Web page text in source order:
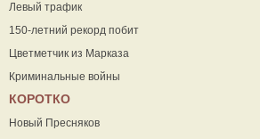
Левый трафик
150-летний рекорд побит
Цветметчик из Марказа
Криминальные войны
КОРОТКО
Новый Пресняков